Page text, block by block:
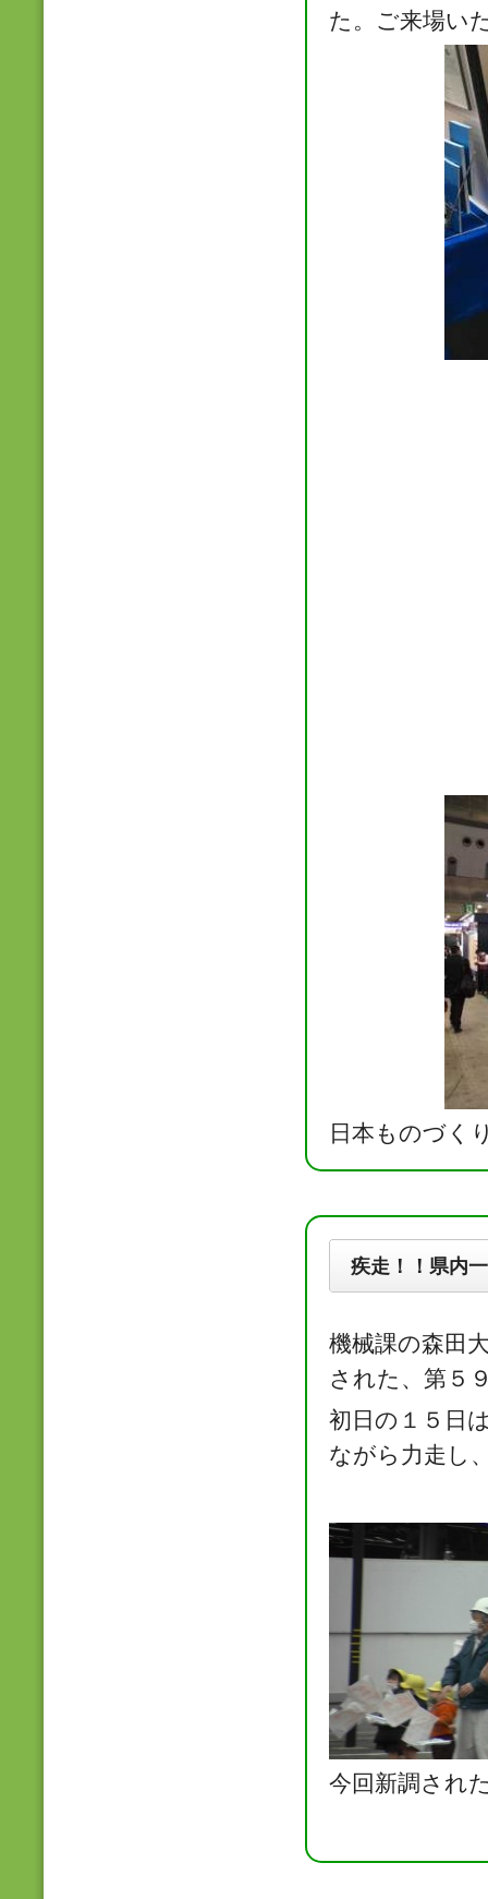
た。ご来場い
日本ものづ
疾走！！県内
機械課の森田
された、第５
初日の１５日
ながら力走し
今回新調され